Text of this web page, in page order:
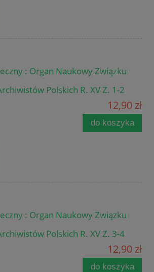
: Organ Naukowy Związku
Polskich R. XV Z. 1-2
12,90 zł
do koszyka
: Organ Naukowy Związku
Polskich R. XV Z. 3-4
12,90 zł
do koszyka